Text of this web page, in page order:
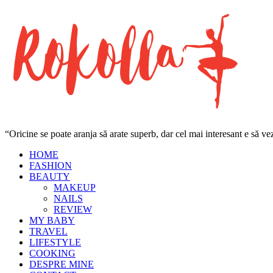
“Oricine se poate aranja să arate superb, dar cel mai interesant e să
HOME
FASHION
BEAUTY
MAKEUP
NAILS
REVIEW
MY BABY
TRAVEL
LIFESTYLE
COOKING
DESPRE MINE